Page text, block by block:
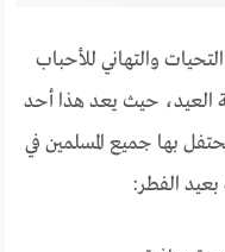
والتهاني للأحباب
العيد، حيث يعد هذا أحد
يحتفل بها جميع المسلمين في
الفطر: